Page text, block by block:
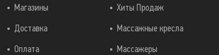
Хиты Продаж
Массажные кресла
Массажеры
Магазины
Доставка
Оплата